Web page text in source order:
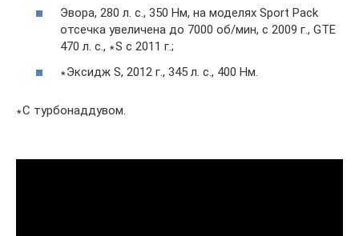
Эвора, 280 л. с., 350 Нм, на моделях Sport Pack
отсечка увеличена до 7000 об/мин, с 2009 г., GTE
470 л. с., ∗S с 2011 г.;
∗Эксидж S, 2012 г., 345 л. с., 400 Нм.
∗С турбонаддувом.